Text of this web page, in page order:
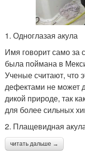
1. Одноглазая акула
Имя говорит само за
была поймана в
Ученые считают, что
дефектами не может
дикой природе, так
для более сильных
2. Плащевидная
читать дальше →